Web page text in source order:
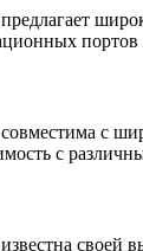
портов
с
с
своей